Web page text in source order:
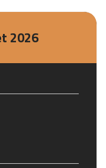
2026